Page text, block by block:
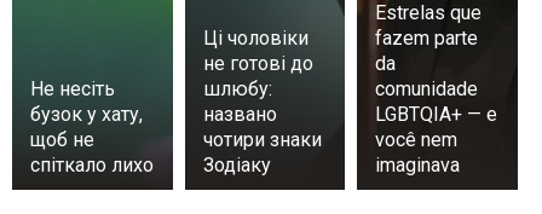
Не несіть
бузок у хату,
щоб не
спіткало лихо
Ці чоловіки
не готові до
шлюбу:
названо
чотири знаки
Зодіаку
Estrelas que
fazem parte
da
comunidade
LGBTQIA+ — e
você nem
imaginava